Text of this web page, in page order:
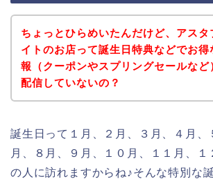
ちょっとひらめいたんだけど、アスタ
イトのお店って誕生日特典などでお得
報（クーポンやスプリングセールなど
配信していないの？
誕生日って１月、２月、３月、４月、
月、８月、９月、１０月、１１月、１
の人に訪れますからね♪そんな特別な